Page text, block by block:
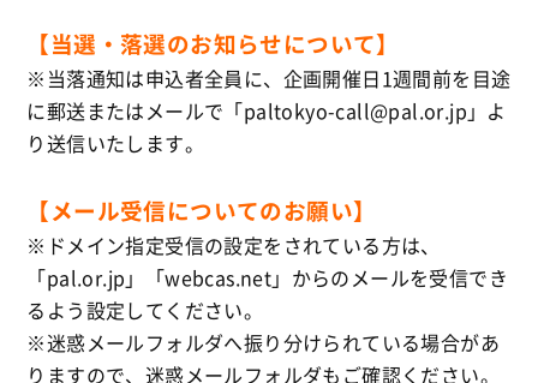
【当選・落選のお知らせについて】
※当落通知は申込者全員に、企画開催日1週間前を目途
に郵送またはメールで「paltokyo-call@pal.or.jp」よ
り送信いたします。
【メール受信についてのお願い】
※ドメイン指定受信の設定をされている方は、
「pal.or.jp」「webcas.net」からのメールを受信でき
るよう設定してください。
※迷惑メールフォルダへ振り分けられている場合があ
りますので、迷惑メールフォルダもご確認ください。